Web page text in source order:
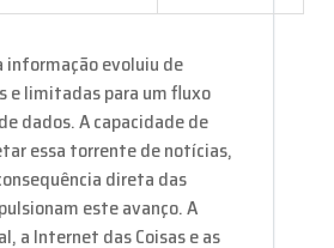
informação evoluiu de
e limitadas para um fluxo
dados. A capacidade de
essa torrente de notícias,
direta das
este avanço. A
a Internet das Coisas e as